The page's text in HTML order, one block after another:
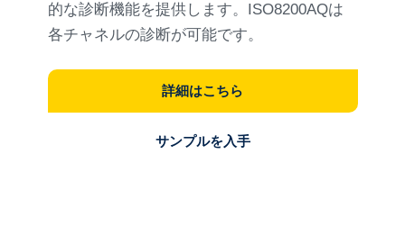
的な診断機能を提供します。ISO8200AQは
各チャネルの診断が可能です。
詳細はこちら
サンプルを入手